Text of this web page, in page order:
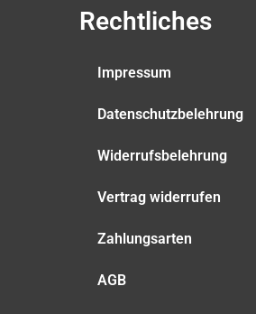
Rechtliches
Impressum
Datenschutzbelehrung
Widerrufsbelehrung
Vertrag widerrufen
Zahlungsarten
AGB